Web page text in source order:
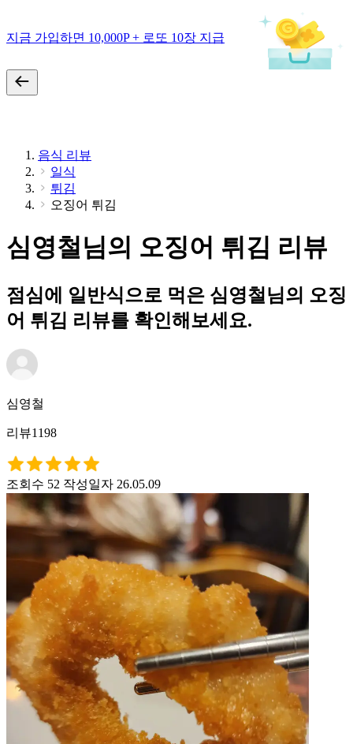
지금 가입하면 10,000P + 로또 10장 지급
음식 리뷰
일식
튀김
오징어 튀김
심영철님의 오징어 튀김 리뷰
점심에 일반식으로 먹은 심영철님의 오징
어 튀김 리뷰를 확인해보세요.
심영철
리뷰1198
조회수 52 작성일자 26.05.09